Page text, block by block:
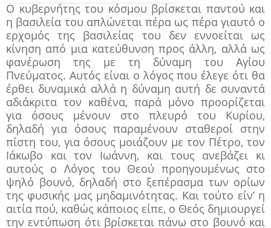
Ο κυβερνήτης του κόσμου βρίσκεται παντού και
η βασιλεία του απλώνεται πέρα ως πέρα γιαυτό ο
ερχομός της βασιλείας του δεν εννοείται ως
κίνηση από μια κατεύθυνση προς άλλη, αλλά ως
φανέρωση της με τη δύναμη του Αγίου
Πνεύματος. Αυτός είναι ο λόγος που έλεγε ότι θα
έρθει δυναμικά αλλά η δύναμη αυτή δε συναντά
αδιάκριτα τον καθένα, παρά μόνο προορίζεται
για όσους μένουν στο πλευρό του Κυρίου,
δηλαδή για όσους παραμένουν σταθεροί στην
πίστη του, για όσους μοιάζουν με τον Πέτρο, τον
Ιάκωβο και τον Ιωάννη, και τους ανεβάζει κι
αυτούς ο Λόγος του Θεού προηγουμένως στο
ψηλό βουνό, δηλαδή στο ξεπέρασμα των ορίων
της φυσικής μας μηδαμινότητας. Και τούτο είν’ η
αιτία πού, καθώς κάποιος είπε, ο Θεός δημιουργεί
την εντύπωση ότι βρίσκεται πάνω στο βουνό και